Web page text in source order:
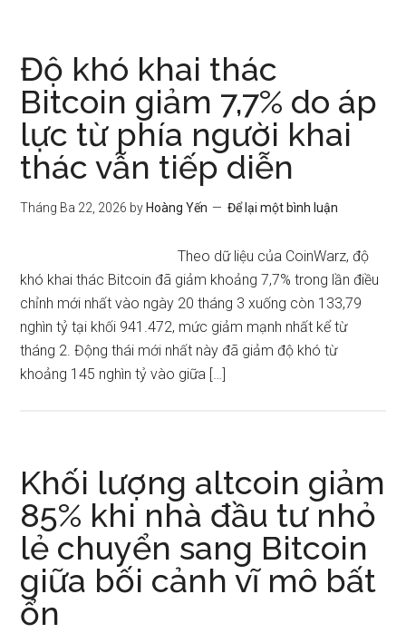
Độ khó khai thác
Bitcoin giảm 7,7% do áp
lực từ phía người khai
thác vẫn tiếp diễn
Tháng Ba 22, 2026 by Hoàng Yến Để lại một bình luận
Theo dữ liệu của CoinWarz, độ
khó khai thác Bitcoin đã giảm khoảng 7,7% trong lần điều
chỉnh mới nhất vào ngày 20 tháng 3 xuống còn 133,79
nghìn tỷ tại khối 941.472, mức giảm mạnh nhất kể từ
tháng 2. Động thái mới nhất này đã giảm độ khó từ
khoảng 145 nghìn tỷ vào giữa […]
Khối lượng altcoin giảm
85% khi nhà đầu tư nhỏ
lẻ chuyển sang Bitcoin
giữa bối cảnh vĩ mô bất
ổn